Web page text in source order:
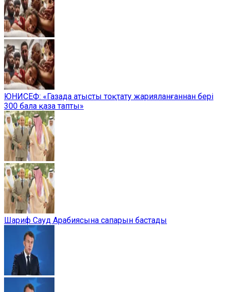
ЮНИСЕФ: «Газада атысты тоқтату жарияланғаннан бері
300 бала қаза тапты»
Шариф Сауд Арабиясына сапарын бастады